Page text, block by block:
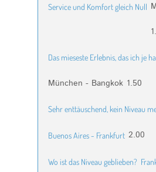
Service und Komfort gleich Null
Das mieseste Erlebnis, das ich je
München - Bangkok 1.50
Sehr enttäuschend, kein Niveau
Buenos Aires - Frankfurt 2.00
Wo ist das Niveau geblieben?